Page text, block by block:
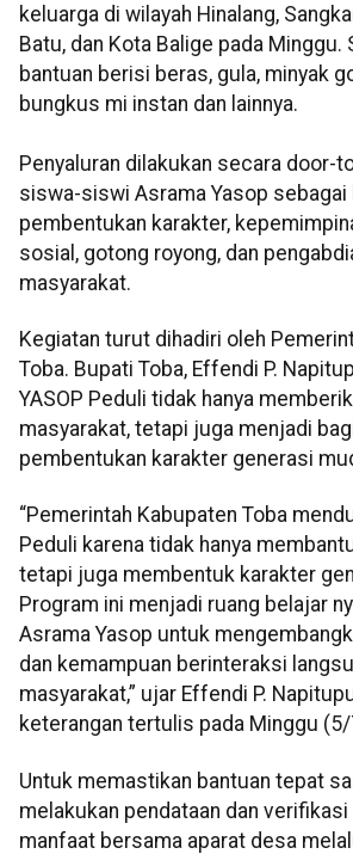
keluarga di wilayah Hinalang,
Batu, dan Kota Balige pada Minggu.
bantuan berisi beras, gula, minyak
bungkus mi instan dan lainnya.
Penyaluran dilakukan secara door-
siswa-siswi Asrama Yasop sebagai
pembentukan karakter,
sosial, gotong royong, dan
masyarakat.
Kegiatan turut dihadiri oleh
Toba. Bupati Toba, Effendi P.
YASOP Peduli tidak hanya
masyarakat, tetapi juga menjadi
pembentukan karakter generasi
“Pemerintah Kabupaten Toba
Peduli karena tidak hanya
tetapi juga membentuk karakter
Program ini menjadi ruang belajar
Asrama Yasop untuk
dan kemampuan berinteraksi
masyarakat,” ujar Effendi P.
keterangan tertulis pada Minggu
Untuk memastikan bantuan tepat
melakukan pendataan dan
manfaat bersama aparat desa